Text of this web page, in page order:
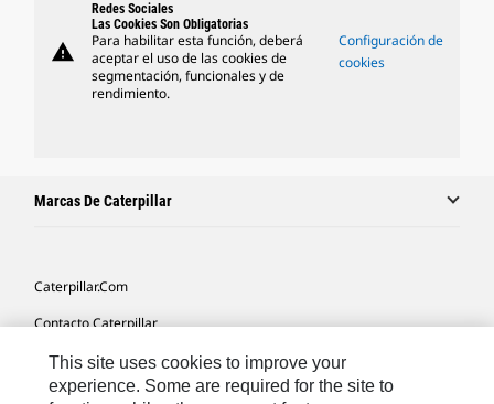
warning
Redes Sociales
Las Cookies Son Obligatorias
Para habilitar esta función, deberá
aceptar el uso de las cookies de
segmentación, funcionales y de
rendimiento.
Configuración de
cookies
Marcas De Caterpillar
Caterpillar.com
Contacto Caterpillar
Mis Preferencias De Marketing
Mapa Del Sitio
This site uses cookies to improve your
experience. Some are required for the site to